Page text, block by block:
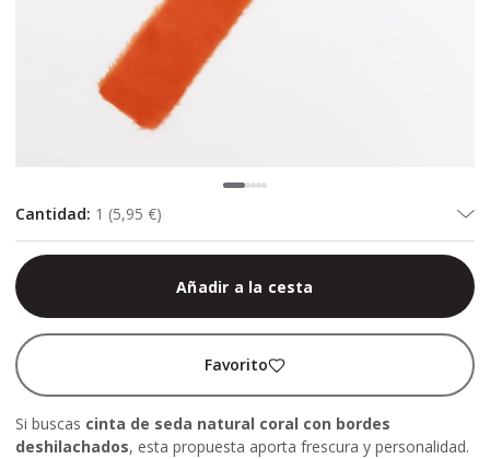
Cantidad: 1 (5,95 €)
Añadir a la cesta
Favorito
Si buscas cinta de seda natural coral con bordes
deshilachados, esta propuesta aporta frescura y personalidad.